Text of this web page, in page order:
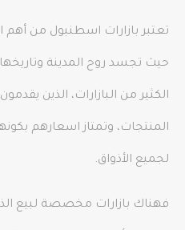
تعتبر بازارات اسطنبول من أهم
حيث تجسد روح المدينة
الكثير من البازارات، الذين
المنتجات، وتمتاز اسعارهم
لجميع الأذواق.
فهناك بازارات مخصصة لبيع